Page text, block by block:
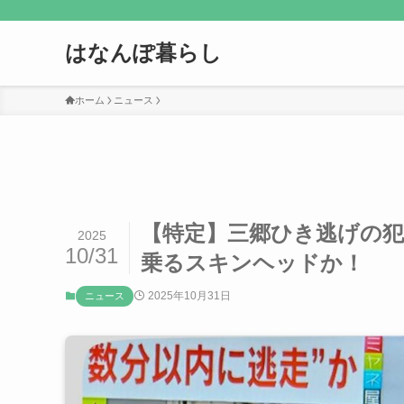
はなんぽ暮らし
ホーム ニュース
【特定】三郷ひき逃げの
乗るスキンヘッドか！
2025
10/31
ニュース 2025年10月31日